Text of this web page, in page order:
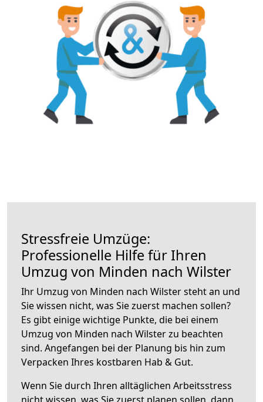
Stressfreie Umzüge:
Professionelle Hilfe für Ihren
Umzug von Minden nach Wilster
Ihr Umzug von Minden nach Wilster steht an und
Sie wissen nicht, was Sie zuerst machen sollen?
Es gibt einige wichtige Punkte, die bei einem
Umzug von Minden nach Wilster zu beachten
sind. Angefangen bei der Planung bis hin zum
Verpacken Ihres kostbaren Hab & Gut.
Wenn Sie durch Ihren alltäglichen Arbeitsstress